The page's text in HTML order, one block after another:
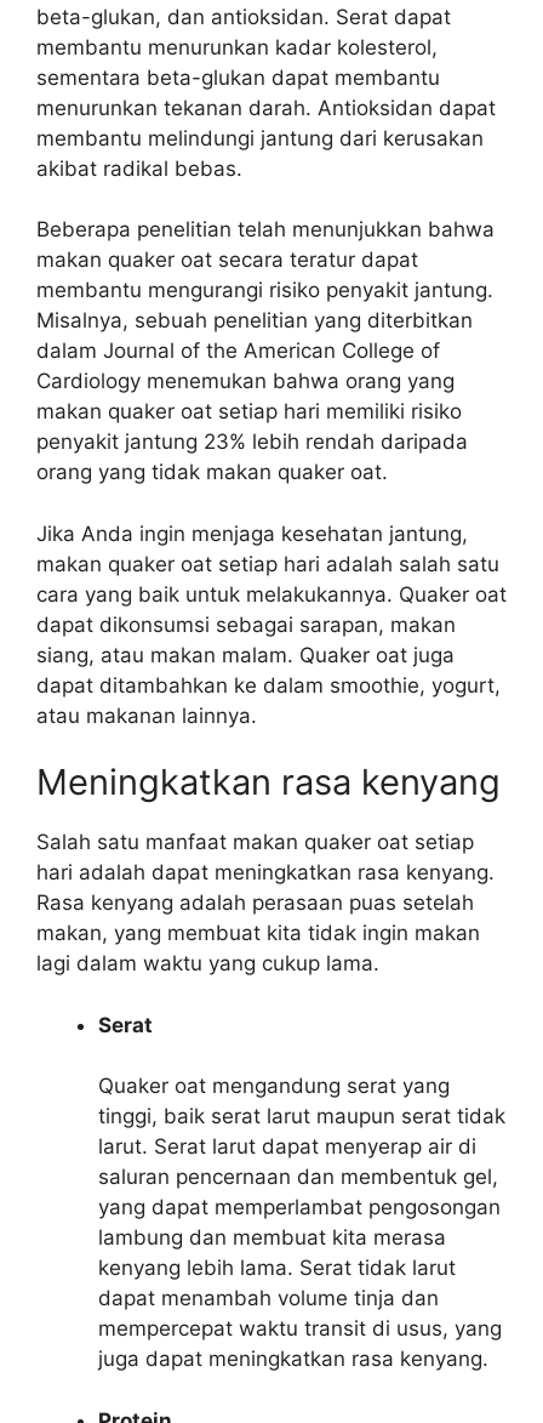
beta-glukan, dan antioksidan. Serat dapat
membantu menurunkan kadar kolesterol,
sementara beta-glukan dapat membantu
menurunkan tekanan darah. Antioksidan dapat
membantu melindungi jantung dari kerusakan
akibat radikal bebas.
Beberapa penelitian telah menunjukkan bahwa
makan quaker oat secara teratur dapat
membantu mengurangi risiko penyakit jantung.
Misalnya, sebuah penelitian yang diterbitkan
dalam Journal of the American College of
Cardiology menemukan bahwa orang yang
makan quaker oat setiap hari memiliki risiko
penyakit jantung 23% lebih rendah daripada
orang yang tidak makan quaker oat.
Jika Anda ingin menjaga kesehatan jantung,
makan quaker oat setiap hari adalah salah satu
cara yang baik untuk melakukannya. Quaker oat
dapat dikonsumsi sebagai sarapan, makan
siang, atau makan malam. Quaker oat juga
dapat ditambahkan ke dalam smoothie, yogurt,
atau makanan lainnya.
Meningkatkan rasa kenyang
Salah satu manfaat makan quaker oat setiap
hari adalah dapat meningkatkan rasa kenyang.
Rasa kenyang adalah perasaan puas setelah
makan, yang membuat kita tidak ingin makan
lagi dalam waktu yang cukup lama.
Serat
Quaker oat mengandung serat yang
tinggi, baik serat larut maupun serat tidak
larut. Serat larut dapat menyerap air di
saluran pencernaan dan membentuk gel,
yang dapat memperlambat pengosongan
lambung dan membuat kita merasa
kenyang lebih lama. Serat tidak larut
dapat menambah volume tinja dan
mempercepat waktu transit di usus, yang
juga dapat meningkatkan rasa kenyang.